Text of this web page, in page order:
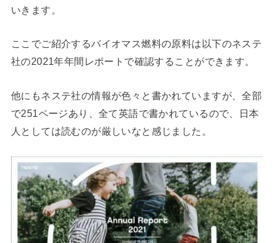
いきます。
ここでご紹介するバイオマス燃料の原料は以下のネステ
社の2021年年間レポートで確認することができます。
他にもネステ社の情報が色々と書かれていますが、全部
で251ページあり、全て英語で書かれているので、日本
人としては読むのが厳しいなと感じました。